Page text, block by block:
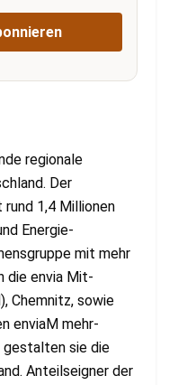
regionale
Der
1,4 Millionen
Energie-
mit mehr
die envia Mit-
Chemnitz, sowie
enviaM mehr-
gestalten sie die
Anteilseigner der